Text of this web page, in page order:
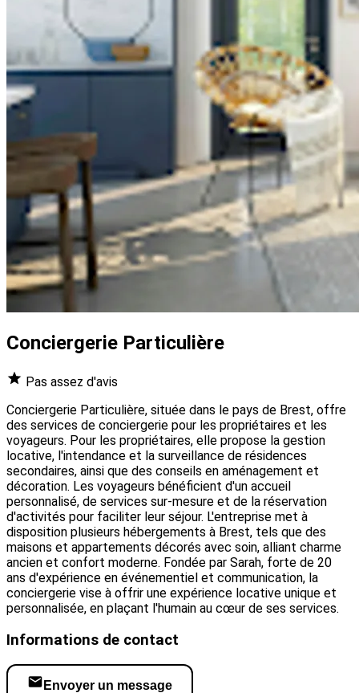
Conciergerie Particulière
Pas assez d'avis
Conciergerie Particulière, située dans le pays de Brest, offre
des services de conciergerie pour les propriétaires et les
voyageurs. Pour les propriétaires, elle propose la gestion
locative, l'intendance et la surveillance de résidences
secondaires, ainsi que des conseils en aménagement et
décoration. Les voyageurs bénéficient d'un accueil
personnalisé, de services sur-mesure et de la réservation
d'activités pour faciliter leur séjour. L'entreprise met à
disposition plusieurs hébergements à Brest, tels que des
maisons et appartements décorés avec soin, alliant charme
ancien et confort moderne. Fondée par Sarah, forte de 20
ans d'expérience en événementiel et communication, la
conciergerie vise à offrir une expérience locative unique et
personnalisée, en plaçant l'humain au cœur de ses services.
Informations de contact
Envoyer un message